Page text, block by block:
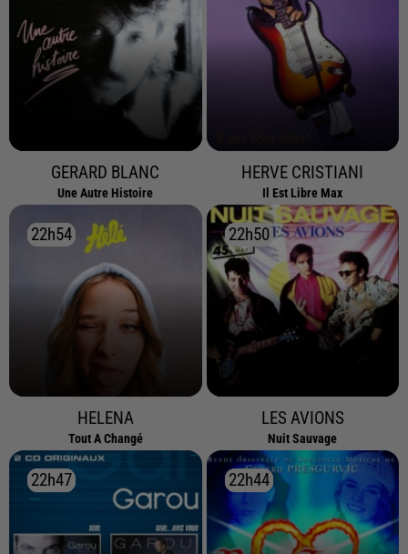
GERARD BLANC
Une Autre Histoire
HERVE CRISTIANI
Il Est Libre Max
22h54
22h54
HELENA
Tout A Changé
22h50
22h50
LES AVIONS
Nuit Sauvage
22h47
22h47 22h44
22h44